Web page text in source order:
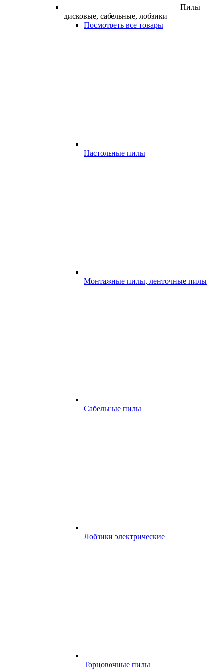
Пилы
дисковые, сабельные, лобзики
Посмотреть все товары
Настольные пилы
Монтажные пилы, ленточные пилы
Сабельные пилы
Лобзики электрические
Торцовочные пилы